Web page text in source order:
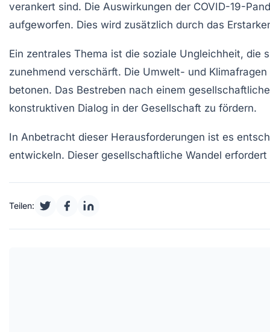
verankert sind. Die Auswirkungen der COVID-19-
aufgeworfen. Dies wird zusätzlich durch das
Ein zentrales Thema ist die soziale Ungleichheit, die
zunehmend verschärft. Die Umwelt- und Klimafragen
betonen. Das Bestreben nach einem
konstruktiven Dialog in der Gesellschaft zu fördern.
In Anbetracht dieser Herausforderungen ist es
entwickeln. Dieser gesellschaftliche Wandel erfordert
Teilen: